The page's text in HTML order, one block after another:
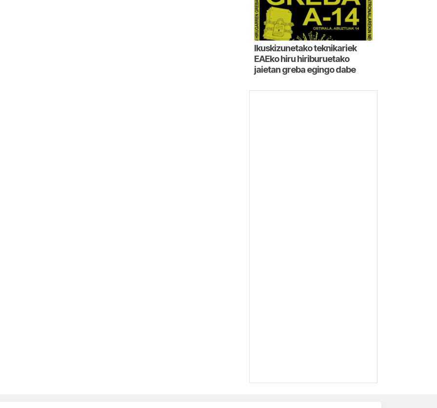
Ikuskizunetako teknikariek
EAEko hiru hiriburuetako
jaietan greba egingo dabe